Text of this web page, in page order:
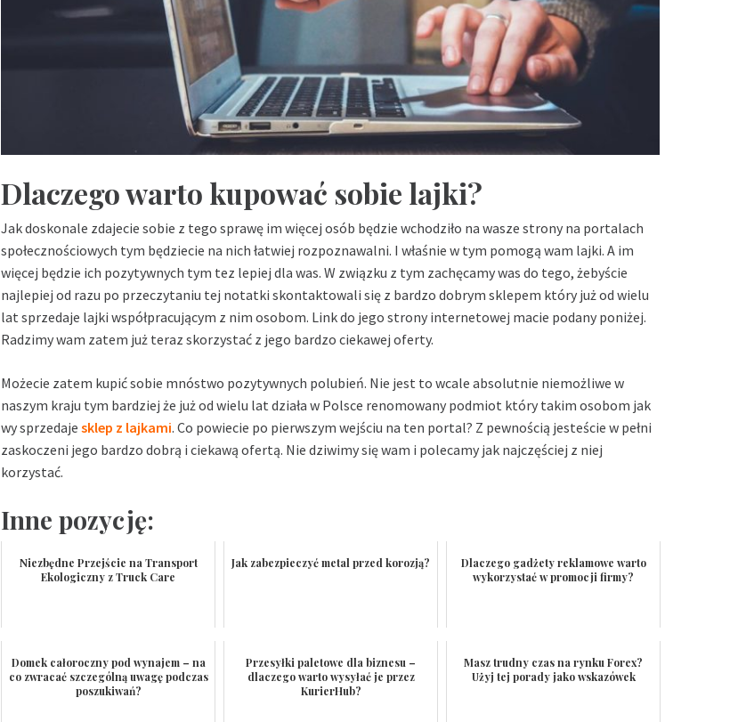
Dlaczego warto kupować sobie lajki?
Jak doskonale zdajecie sobie z tego sprawę im więcej osób będzie wchodziło na wasze strony na portalach
społecznościowych tym będziecie na nich łatwiej rozpoznawalni. I właśnie w tym pomogą wam lajki. A im
więcej będzie ich pozytywnych tym tez lepiej dla was. W związku z tym zachęcamy was do tego, żebyście
najlepiej od razu po przeczytaniu tej notatki skontaktowali się z bardzo dobrym sklepem który już od wielu
lat sprzedaje lajki współpracującym z nim osobom. Link do jego strony internetowej macie podany poniżej.
Radzimy wam zatem już teraz skorzystać z jego bardzo ciekawej oferty.
Możecie zatem kupić sobie mnóstwo pozytywnych polubień. Nie jest to wcale absolutnie niemożliwe w
naszym kraju tym bardziej że już od wielu lat działa w Polsce renomowany podmiot który takim osobom jak
wy sprzedajesklep z lajkami. Co powiecie po pierwszym wejściu na ten portal? Z pewnością jesteście w pełni
zaskoczeni jego bardzo dobrą i ciekawą ofertą. Nie dziwimy się wam i polecamy jak najczęściej z niej
korzystać.
Inne pozycję:
Niezbędne Przejście na Transport
Ekologiczny z Truck Care
Jak zabezpieczyć metal przed korozją?
Dlaczego gadżety reklamowe warto
wykorzystać w promocji firmy?
Domek całoroczny pod wynajem – na
co zwracać szczególną uwagę podczas
poszukiwań?
Przesyłki paletowe dla biznesu –
dlaczego warto wysyłać je przez
KurierHub?
Masz trudny czas na rynku Forex?
Użyj tej porady jako wskazówek